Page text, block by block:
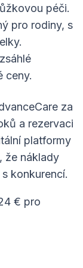
péči.
pro rodiny, s
ceny.
za
a rezervaci
platformy
že náklady
konkurencí.
€ pro